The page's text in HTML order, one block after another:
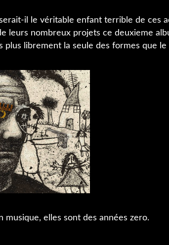
il le véritable enfant terrible de ces
leurs nombreux projets ce deuxieme
librement la seule des formes que le
musique, elles sont des années zero.